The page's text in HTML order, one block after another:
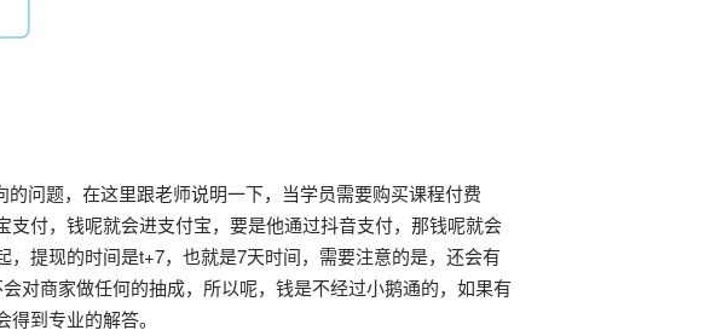
问题，在这里跟老师说明一下，当学员需要购买课程付费
付，钱呢就会进支付宝，要是他通过抖音支付，那钱呢就会
提现的时间是t+7，也就是7天时间，需要注意的是，还会有
对商家做任何的抽成，所以呢，钱是不经过小鹅通的，如果有
到专业的解答。